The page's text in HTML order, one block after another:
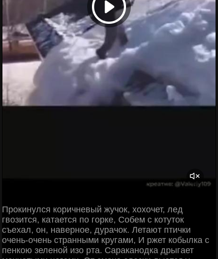
Прокинулся коричневый жучок, хохочет, лед
гвозится, катается по горке, Собем с котуток
съехал, он, наверное, дурачок. Летают птички
очень-очень странными кругами, И ржет кобылка с
пенкою зеленой изо рта. Сараканодка дрыгает